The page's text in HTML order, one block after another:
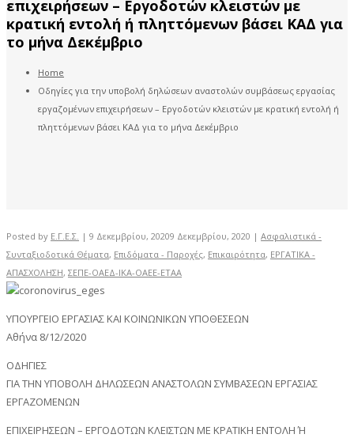
επιχειρήσεων – Εργοδοτών κλειστών με
κρατική εντολή ή πληττόμενων βάσει ΚΑΔ για
το μήνα Δεκέμβριο
Home
Οδηγίες για την υποβολή δηλώσεων αναστολών συμβάσεως εργασίας
εργαζομένων επιχειρήσεων – Εργοδοτών κλειστών με κρατική εντολή ή
πληττόμενων βάσει ΚΑΔ για το μήνα Δεκέμβριο
Posted by Ε.Γ.Ε.Σ. | 9 Δεκεμβρίου, 20209 Δεκεμβρίου, 2020 | Ασφαλιστικά -
Συνταξιοδοτικά Θέματα, Επιδόματα - Παροχές, Επικαιρότητα, ΕΡΓΑΤΙΚΑ -
ΑΠΑΣΧΟΛΗΣΗ, ΣΕΠΕ-ΟΑΕΔ-ΙΚΑ-ΟΑΕΕ-ΕΤΑΑ
ΥΠΟΥΡΓΕΙΟ ΕΡΓΑΣΙΑΣ ΚΑΙ ΚΟΙΝΩΝΙΚΩΝ ΥΠΟΘΕΣΕΩΝ
Αθήνα 8/12/2020
ΟΔΗΓΙΕΣ
ΓΙΑ ΤΗΝ ΥΠΟΒΟΛΗ ΔΗΛΩΣΕΩΝ ΑΝΑΣΤΟΛΩΝ ΣΥΜΒΑΣΕΩΝ ΕΡΓΑΣΙΑΣ
ΕΡΓΑΖΟΜΕΝΩΝ
ΕΠΙΧΕΙΡΗΣΕΩΝ – ΕΡΓΟΔΟΤΩΝ ΚΛΕΙΣΤΩΝ ΜΕ ΚΡΑΤΙΚΗ ΕΝΤΟΛΗ Ή